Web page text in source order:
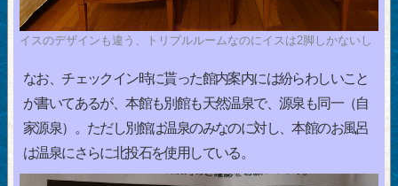
イスのデザインも違う、トリプルルームなのにイスは2脚しかないし
なお、チェックイン時に貰った館内案内には紛らわしいこと
が書いてあるが、本館も別館も天然温泉で、源泉も同一（自
家源泉）。ただし別館は温泉のみなのに対し、本館のお風呂
は温泉にさらに北投石を使用している。